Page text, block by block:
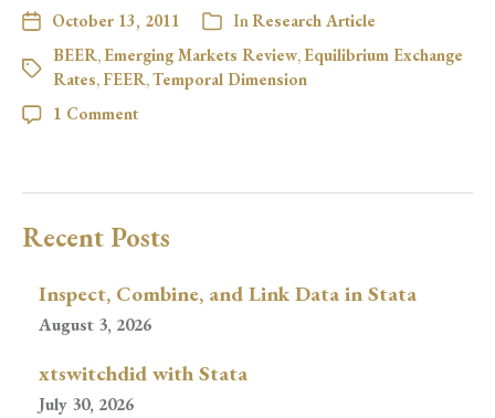
October 13, 2011 InResearch Article
BEER, Emerging Markets Review, Equilibrium Exchange
Rates, FEER,Temporal Dimension
1 Comment
Recent Posts
Inspect, Combine, and Link Data in Stata
August 3, 2026
xtswitchdid with Stata
July 30, 2026